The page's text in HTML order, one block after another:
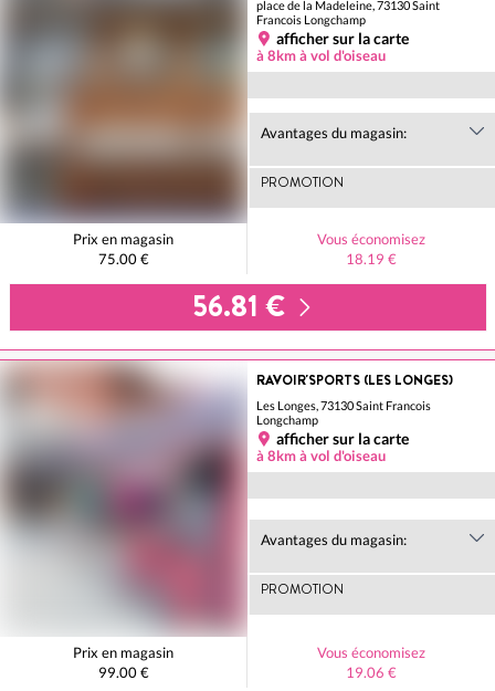
place de la Madeleine, 73130 Saint
Francois Longchamp
afficher sur la carte
à 8km à vol d'oiseau
Avantages du magasin:
PROMOTION
Prix en magasin
75.00 €
Vous économisez
18.19 €
56.81 €
RAVOIR'SPORTS (LES LONGES)
Les Longes, 73130 Saint Francois
Longchamp
afficher sur la carte
à 8km à vol d'oiseau
Avantages du magasin:
PROMOTION
Prix en magasin
99.00 €
Vous économisez
19.06 €